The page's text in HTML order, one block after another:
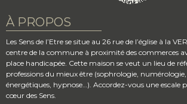
À PROPOS
Les Sens de l’Etre se situe au 26 rue de l’église à la
centre de la commune à proximité des commerces
place handicapée. Cette maison se veut un lieu de
professions du mieux être (sophrologie,
énergétiques, hypnose…). Accordez-vous une escale
cœur des Sens.